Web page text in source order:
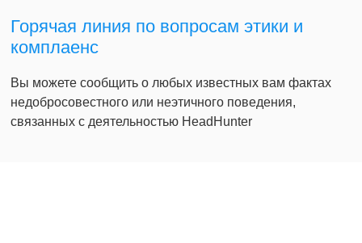
Горячая линия по вопросам этики и
комплаенс
Вы можете сообщить о любых известных вам фактах
недобросовестного или неэтичного поведения,
связанных с деятельностью HeadHunter